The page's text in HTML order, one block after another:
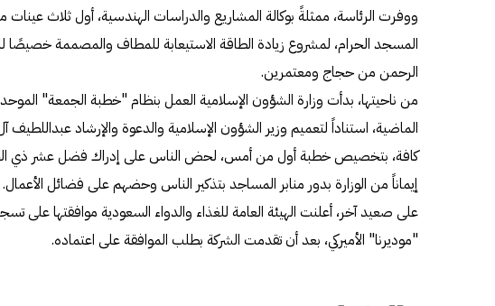
ووفرت الرئاسة، ممثلةً بوكالة المشاريع والدراسات الهندسية، أول ثلاث عينات
المسجد الحرام، لمشروع زيادة الطاقة الاستيعابة للمطاف والمصممة
الرحمن من حجاج ومعتمرين.
من ناحيتها، بدأت وزارة الشؤون الإسلامية العمل بنظام "خطبة الجمعة"
الماضية، استناداً لتعميم وزير الشؤون الإسلامية والدعوة والإرشاد عبداللطيف
كافة، بتخصيص خطبة أول من أمس، لحض الناس على إدراك فضل عشر ذي
إيماناً من الوزارة بدور منابر المساجد بتذكير الناس وحضهم على فضائل الأعمال.
على صعيد آخر، أعلنت الهيئة العامة للغذاء والدواء السعودية موافقتها على
"موديرنا" الأميركي، بعد أن تقدمت الشركة بطلب الموافقة على اعتماده.